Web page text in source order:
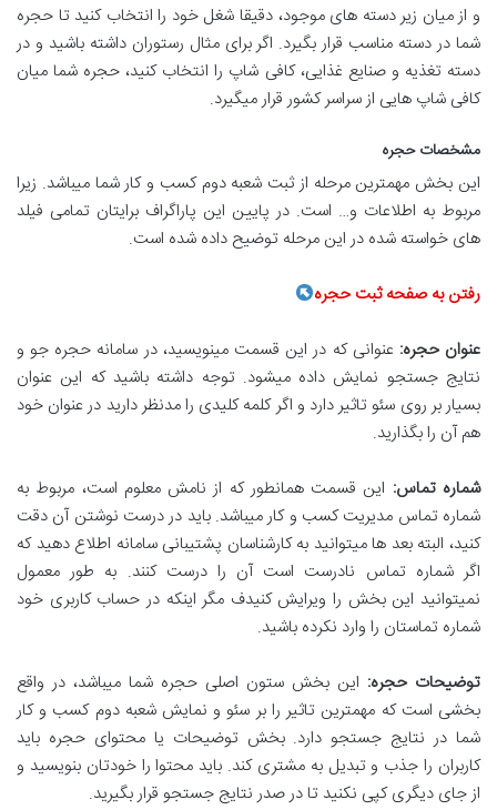
و از میان زیر دسته های موجود، دقیقا شغل خود را انتخاب کنید تا حجره
شما در دسته مناسب قرار بگیرد. اگر برای مثال رستوران داشته باشید و در
دسته تغذیه و صنایع غذایی، کافی شاپ را انتخاب کنید، حجره شما میان
کافی شاپ هایی از سراسر کشور قرار میگیرد.
مشخصات حجره
این بخش مهمترین مرحله از ثبت شعبه دوم کسب و کار شما میباشد. زیرا
مربوط به اطلاعات و… است. در پایین این پاراگراف برایتان تمامی فیلد
های خواسته شده در این مرحله توضیح داده شده است.
رفتن به صفحه ثبت حجره
عنوان حجره: عنوانی که در این قسمت مینویسید، در سامانه حجره جو و
نتایج جستجو نمایش داده میشود. توجه داشته باشید که این عنوان
بسیار بر روی سئو تاثیر دارد و اگر کلمه کلیدی را مدنظر دارید در عنوان خود
هم آن را بگذارید.
شماره تماس: این قسمت همانطور که از نامش معلوم است، مربوط به
شماره تماس مدیریت کسب و کار میباشد. باید در درست نوشتن آن دقت
کنید، البته بعد ها میتوانید به کارشناسان پشتیبانی سامانه اطلاع دهید که
اگر شماره تماس نادرست است آن را درست کنند. به طور معمول
نمیتوانید این بخش را ویرایش کنیدف مگر اینکه در حساب کاربری خود
شماره تماستان را وارد نکرده باشید.
توضیحات حجره: این بخش ستون اصلی حجره شما میباشد، در واقع
بخشی است که مهمترین تاثیر را بر سئو و نمایش شعبه دوم کسب و کار
شما در نتایج جستجو دارد. بخش توضیحات یا محتوای حجره باید
کاربران را جذب و تبدیل به مشتری کند. باید محتوا را خودتان بنویسید و
از جای دیگری کپی نکنید تا در صدر نتایج جستجو قرار بگیرید.